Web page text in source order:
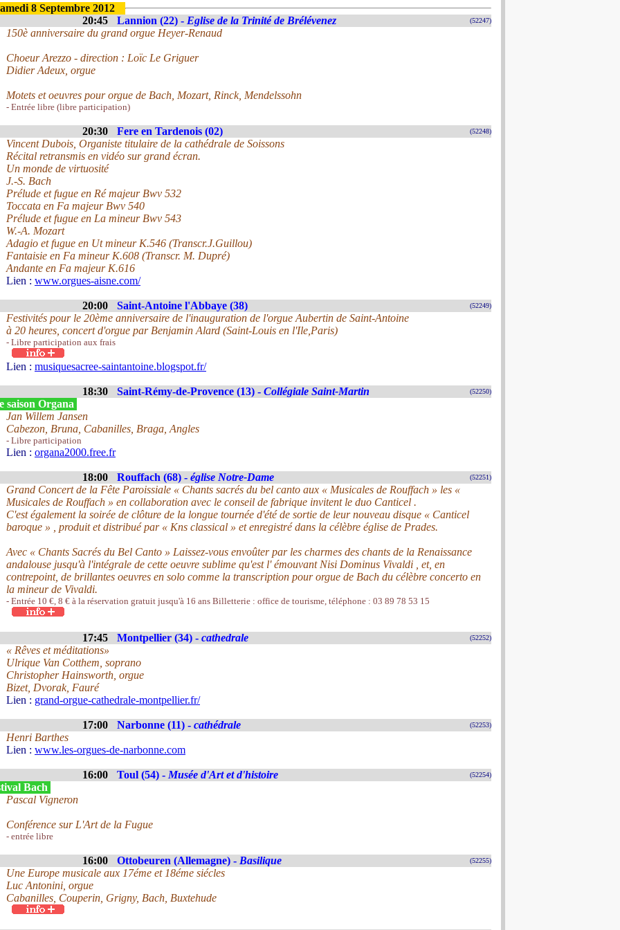
8 Septembre 2012
20:45
Lannion (22) - Eglise de la Trinité de Brélévenez (52247)
150è anniversaire du grand orgue Heyer-Renaud
Choeur Arezzo - direction : Loïc Le Griguer
Didier Adeux, orgue
Motets et oeuvres pour orgue de Bach, Mozart, Rinck, Mendelssohn
- Entrée libre (libre participation)
20:30 Fere en Tardenois (02) (52248)
Vincent Dubois, Organiste titulaire de la cathédrale de Soissons
Récital retransmis en vidéo sur grand écran.
Un monde de virtuosité
J.-S. Bach
Prélude et fugue en Ré majeur Bwv 532
Toccata en Fa majeur Bwv 540
Prélude et fugue en La mineur Bwv 543
W.-A. Mozart
Adagio et fugue en Ut mineur K.546 (Transcr.J.Guillou)
Fantaisie en Fa mineur K.608 (Transcr. M. Dupré)
Andante en Fa majeur K.616
Lien : www.orgues-aisne.com/
20:00 Saint-Antoine l'Abbaye (38) (52249)
Festivités pour le 20ème anniversaire de l'inauguration de l'orgue Aubertin de Saint-Antoine
à 20 heures, concert d'orgue par Benjamin Alard (Saint-Louis en l'Ile,Paris)
- Libre participation aux frais
Lien : musiquesacree-saintantoine.blogspot.fr/
18:30 Saint-Rémy-de-Provence (13) - Collégiale Saint-Martin (52250)
saison Organa
Jan Willem Jansen
Cabezon, Bruna, Cabanilles, Braga, Angles
- Libre participation
Lien : organa2000.free.fr
18:00 Rouffach (68) - église Notre-Dame (52251)
Grand Concert de la Fête Paroissiale « Chants sacrés du bel canto aux « Musicales de Rouffach » les «
Musicales de Rouffach » en collaboration avec le conseil de fabrique invitent le duo Canticel .
C'est également la soirée de clôture de la longue tournée d'été de sortie de leur nouveau disque « Canticel
baroque » , produit et distribué par « Kns classical » et enregistré dans la célèbre église de Prades.
Avec « Chants Sacrés du Bel Canto » Laissez-vous envoûter par les charmes des chants de la Renaissance
andalouse jusqu'à l'intégrale de cette oeuvre sublime qu'est l' émouvant Nisi Dominus Vivaldi , et, en
contrepoint, de brillantes oeuvres en solo comme la transcription pour orgue de Bach du célèbre concerto en
la mineur de Vivaldi.
- Entrée 10 €, 8 € à la réservation gratuit jusqu'à 16 ans Billetterie : office de tourisme, téléphone : 03 89 78 53 15
17:45 Montpellier (34) - cathedrale (52252)
« Rêves et méditations»
Ulrique Van Cotthem, soprano
Christopher Hainsworth, orgue
Bizet, Dvorak, Fauré
Lien : grand-orgue-cathedrale-montpellier.fr/
17:00 Narbonne (11) - cathédrale (52253)
Henri Barthes
Lien : www.les-orgues-de-narbonne.com
16:00 Toul (54) - Musée d'Art et d'histoire (52254)
Bach
Pascal Vigneron
Conférence sur L'Art de la Fugue
- entrée libre
16:00 Ottobeuren (Allemagne) - Basilique (52255)
Une Europe musicale aux 17éme et 18éme siécles
Luc Antonini, orgue
Cabanilles, Couperin, Grigny, Bach, Buxtehude